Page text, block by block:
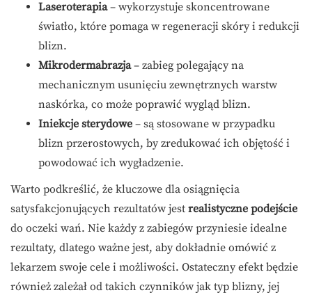
Laseroterapia– wykorzystuje skoncentrowane
światło, które pomaga w regeneracji skóry i redukcji
blizn.
Mikrodermabrazja– zabieg polegający na
mechanicznym usunięciu zewnętrznych warstw
naskórka, co może poprawić wygląd blizn.
Iniekcje sterydowe – są stosowane w przypadku
blizn przerostowych, by zredukować ich objętość i
powodować ich wygładzenie.
Warto podkreślić, że kluczowe dla osiągnięcia
satysfakcjonujących rezultatów jest realistyczne podejście
do oczeki wań. Nie każdy z zabiegów przyniesie idealne
rezultaty, dlatego ważne jest, aby dokładnie omówić z
lekarzem swoje cele i możliwości. Ostateczny efekt będzie
również zależał od takich czynników jak typ blizny, jej